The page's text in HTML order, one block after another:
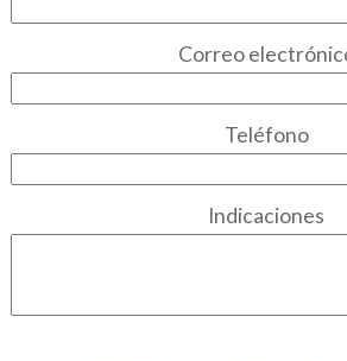
Correo
Teléfono
Indicaciones